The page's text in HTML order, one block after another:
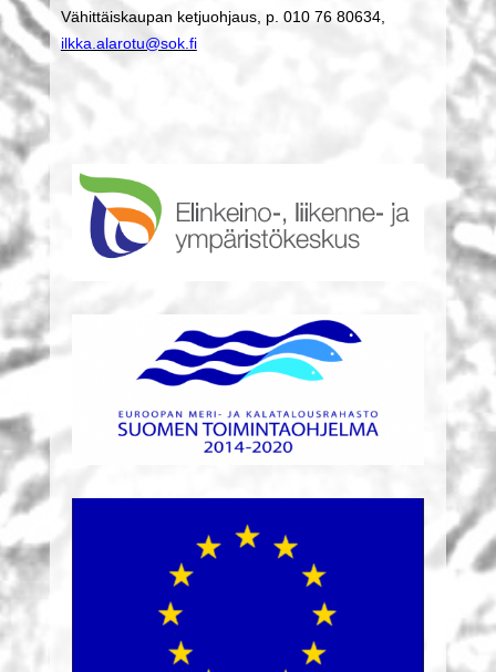
Vähittäiskaupan ketjuohjaus, p. 010 76 80634,
ilkka.alarotu@sok.fi